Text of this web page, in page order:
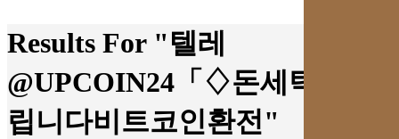
Results For "텔레
@UPCOIN24「♢돈세탁해드
립니다비트코인환전"